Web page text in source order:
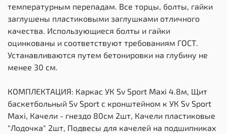
температурным перепадам. Все торцы, болты, гайки
заглушены пластиковыми заглушками отличного
качества. Использующиеся болты и гайки
оцинкованы и соответствуют требованиям ГОСТ.
Устанавливаются путем бетонировки на глубину не
менее 30 см.
КОМПЛЕКТАЦИЯ: Каркас УК Sv Sport Maxi 4.8м, Щит
баскетбольный Sv Sport c кронштейном к УК Sv Sport
Maхi, Качели - гнездо 80см 2шт, Качели пластиковые
"Лодочка" 2шт, Подвесы для качелей на подшипниках